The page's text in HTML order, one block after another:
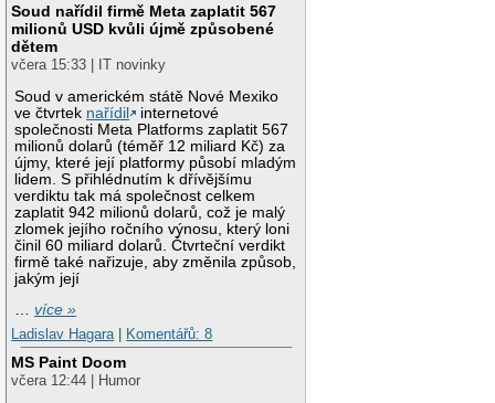
Soud nařídil firmě Meta zaplatit 567
milionů USD kvůli újmě způsobené
dětem
včera 15:33 | IT novinky
Soud v americkém státě Nové Mexiko
ve čtvrtek nařídil
internetové
společnosti Meta Platforms zaplatit 567
milionů dolarů (téměř 12 miliard Kč) za
újmy, které její platformy působí mladým
lidem. S přihlédnutím k dřívějšímu
verdiktu tak má společnost celkem
zaplatit 942 milionů dolarů, což je malý
zlomek jejího ročního výnosu, který loni
činil 60 miliard dolarů. Čtvrteční verdikt
firmě také nařizuje, aby změnila způsob,
jakým její
…více »
Ladislav Hagara
Komentářů: 8
MS Paint Doom
včera 12:44 | Humor